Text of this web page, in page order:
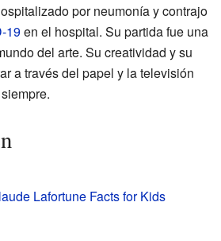
por neumonía y contrajo
19en el hospital. Su partida fue una
del arte. Su creatividad y su
a través del papel y la televisión
Lafortune Facts for Kids